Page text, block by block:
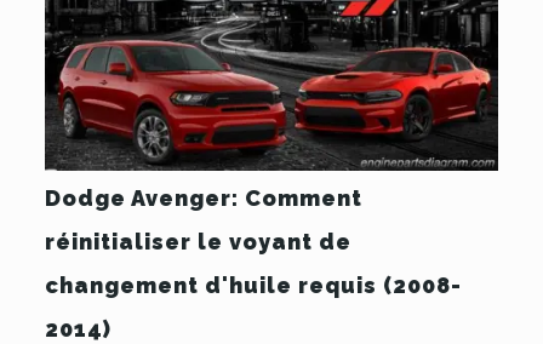
Dodge Avenger: Comment
réinitialiser le voyant de
changement d'huile requis (2008-
2014)